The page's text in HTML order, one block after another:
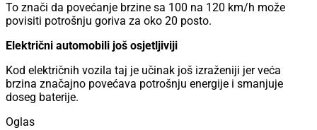
To znači da povećanje brzine sa 100 na 120 km/h može
povisiti potrošnju goriva za oko 20 posto.
Električni automobili još osjetljiviji
Kod električnih vozila taj je učinak još izraženiji jer veća
brzina značajno povećava potrošnju energije i smanjuje
doseg baterije.
Oglas